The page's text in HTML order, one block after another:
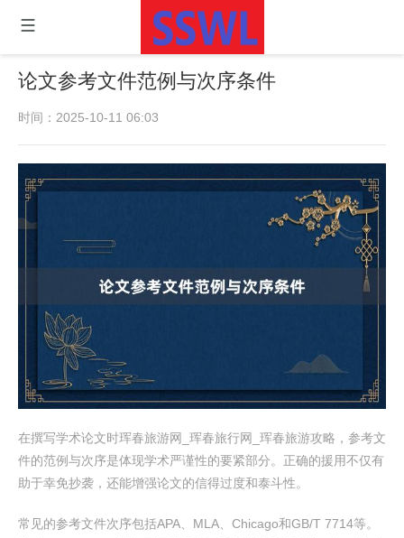
论文参考文件范例与次序条件
时间：2025-10-11 06:03
在撰写学术论文时珲春旅游网_珲春旅行网_珲春旅游攻略，参考文
件的范例与次序是体现学术严谨性的要紧部分。正确的援用不仅有
助于幸免抄袭，还能增强论文的信得过度和泰斗性。
常见的参考文件次序包括APA、MLA、Chicago和GB/T 7714等。